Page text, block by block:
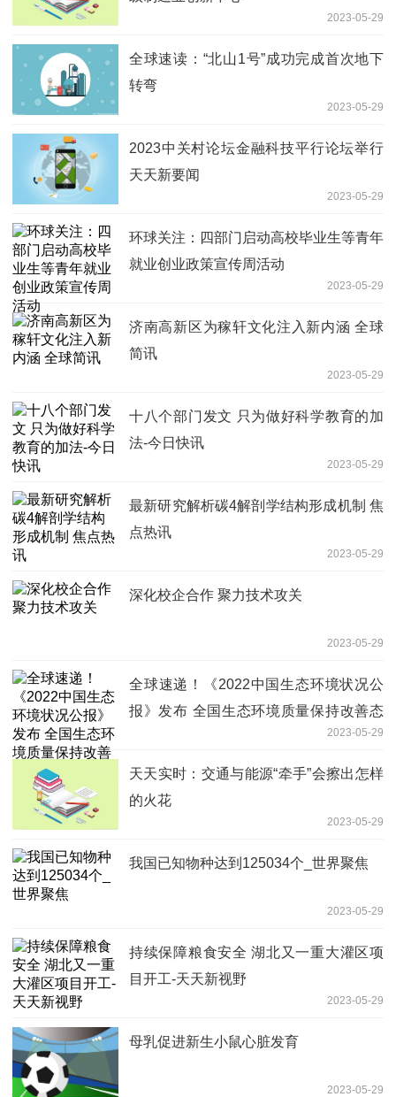
2023-05-29
全球速读：“北山1号”成功完成首次地下
转弯
2023-05-29
2023中关村论坛金融科技平行论坛举行
天天新要闻
2023-05-29
环球关注：四部门启动高校毕业生等青年
就业创业政策宣传周活动
2023-05-29
济南高新区为稼轩文化注入新内涵 全球
简讯
2023-05-29
十八个部门发文 只为做好科学教育的加
法-今日快讯
2023-05-29
最新研究解析碳4解剖学结构形成机制 焦
点热讯
2023-05-29
深化校企合作 聚力技术攻关
2023-05-29
全球速递！《2022中国生态环境状况公
报》发布 全国生态环境质量保持改善态
2023-05-29
天天实时：交通与能源“牵手”会擦出怎样
的火花
2023-05-29
我国已知物种达到125034个_世界聚焦
2023-05-29
持续保障粮食安全 湖北又一重大灌区项
目开工-天天新视野
2023-05-29
母乳促进新生小鼠心脏发育
2023-05-29